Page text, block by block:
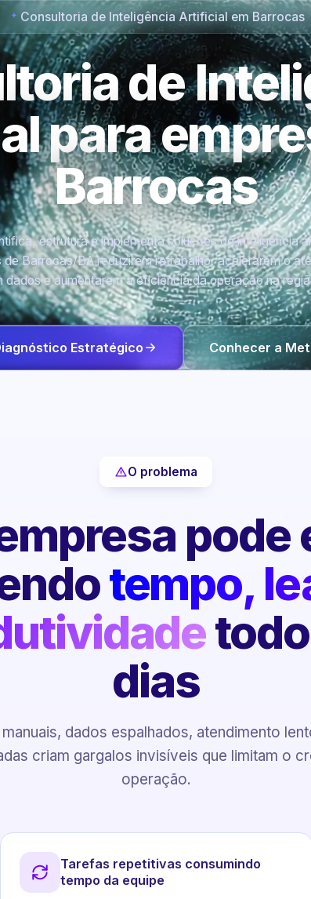
Consultoria de Inteligência Artificial em Barrocas
de
para
Barrocas
estrutura e implementa soluções de inteligência
de Barrocas/BA reduzirem retrabalho, acelerarem o
dados e aumentarem a eficiência da operação na
Estratégico Conhecer a
O problema
pode
tempo,
dias
dados espalhados, atendimento
criam gargalos invisíveis que limitam o
operação.
Tarefas repetitivas consumindo
tempo da equipe